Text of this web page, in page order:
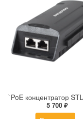
5 700 ₽